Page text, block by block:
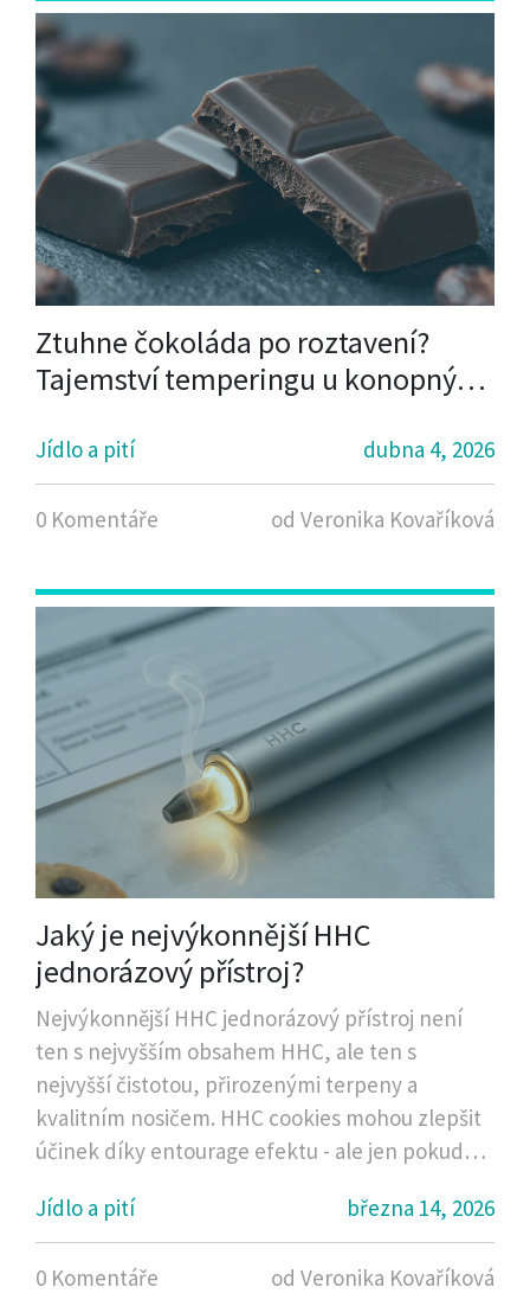
Ztuhne čokoláda po roztavení?
Tajemství temperingu u konopných
Jídlo a pití dubna 4, 2026
0 Komentáře od Veronika Kovaříková
Jaký je nejvýkonnější HHC
jednorázový přístroj?
Nejvýkonnější HHC jednorázový přístroj není
ten s nejvyšším obsahem HHC, ale ten s
nejvyšší čistotou, přirozenými terpeny a
kvalitním nosičem. HHC cookies mohou zlepšit
účinek díky entourage efektu - ale jen pokud
Jídlo a pití
března 14, 2026
0 Komentáře od Veronika Kovaříková